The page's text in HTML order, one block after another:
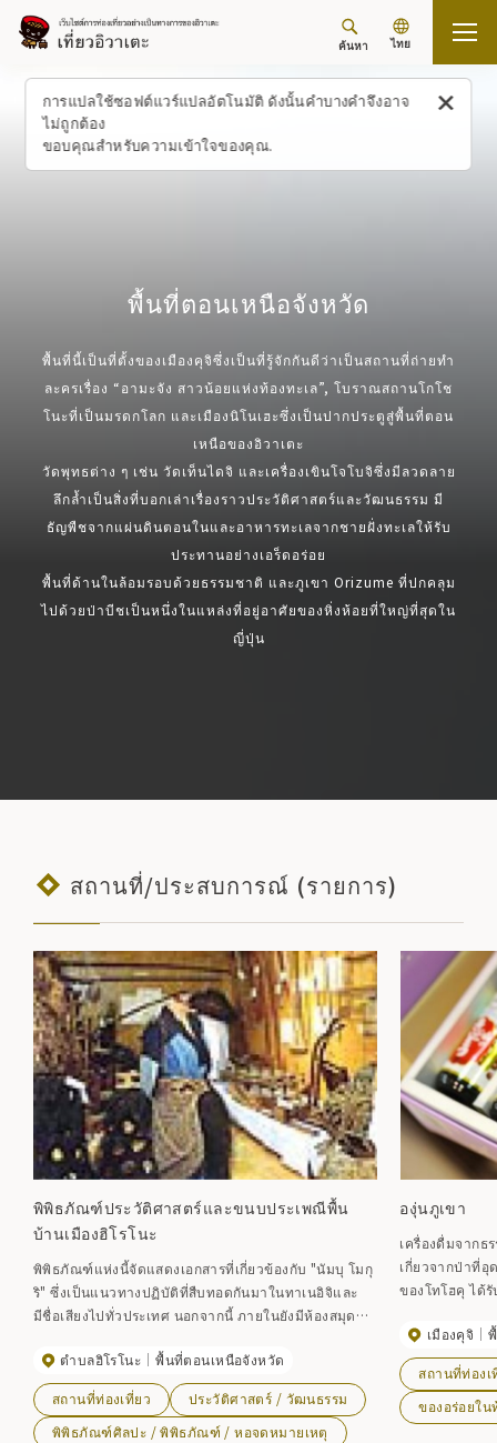
การแปลใช้ซอฟต์แวร์แปลอัตโนมัติ ดังนั้นคำบางคำจึงอาจ
ไม่ถูกต้อง
ขอบคุณสำหรับความเข้าใจของคุณ.
ค้นหา ไทย
กลับขึ้นด้านบน
พื้นที่ตอนเหนือจังหวัด
พื้นที่นี้เป็นที่ตั้งของเมืองคุจิซึ่งเป็นที่รู้จักกันดีว่าเป็นสถานที่ถ่ายทำ
ละครเรื่อง “อามะจัง สาวน้อยแห่งท้องทะเล”, โบราณสถานโกโช
โนะที่เป็นมรดกโลก และเมืองนิโนเฮะซึ่งเป็นปากประตูสู่พื้นที่ตอน
เหนือของอิวาเตะ
วัดพุทธต่าง ๆ เช่น วัดเท็นไดจิ และเครื่องเขินโจโบจิซึ่งมีลวดลาย
ลึกล้ำเป็นสิ่งที่บอกเล่าเรื่องราวประวัติศาสตร์และวัฒนธรรม มี
ธัญพืชจากแผ่นดินตอนในและอาหารทะเลจากชายฝั่งทะเลให้รับ
ประทานอย่างเอร็ดอร่อย
พื้นที่ด้านในล้อมรอบด้วยธรรมชาติ และภูเขา Orizume ที่ปกคลุม
ไปด้วยป่าบีชเป็นหนึ่งในแหล่งที่อยู่อาศัยของหิ่งห้อยที่ใหญ่ที่สุดใน
ญี่ปุ่น
สถานที่/ประสบการณ์ (รายการ)
พิพิธภัณฑ์ประวัติศาสตร์และขนบประเพณีพื้น
บ้านเมืองฮิโรโนะ
พิพิธภัณฑ์แห่งนี้จัดแสดงเอกสารที่เกี่ยวข้องกับ "นัมบุ โมกุ
ริ" ซึ่งเป็นแนวทางปฏิบัติที่สืบทอดกันมาในทาเนอิจิและ
มีชื่อเสียงไปทั่วประเทศ นอกจากนี้ ภายในยังมีห้องสมุด
ของเมืองหลายครั้งต่อปี เปลี่ยนรถที่สถานี Hachinohe สาย
JR Tohoku Main Line ลงที่สถานี Taneichi สาย JR
Hachinohe Line
ตำบลฮิโรโนะ พื้นที่ตอนเหนือจังหวัด
สถานที่ท่องเที่ยว
ประวัติศาสตร์ / วัฒนธรรม
พิพิธภัณฑ์ศิลปะ / พิพิธภัณฑ์ / หอจดหมายเหตุ
องุ่นภูเขา
เครื่องดื่มจากธ
เกี่ยวจากป่าที่
ของโทโฮคุ ได้
เมืองคุจิ
สถานที่ท่องเ
ของอร่อยใน